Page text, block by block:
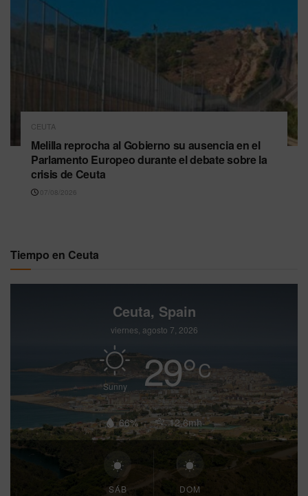
CEUTA
Melilla reprocha al Gobierno su ausencia en el
Parlamento Europeo durante el debate sobre la
crisis de Ceuta
07/08/2026
Tiempo en Ceuta
Ceuta, Spain
viernes, agosto 7, 2026
Sunny 29°C
66% 12.6mh
SÁB DOM